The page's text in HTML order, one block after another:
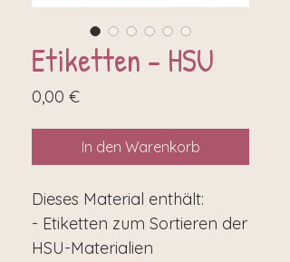
Etiketten - HSU
0,00 €Preis
In den Warenkorb
Dieses Material enthält:
- Etiketten zum Sortieren der
HSU-Materialien